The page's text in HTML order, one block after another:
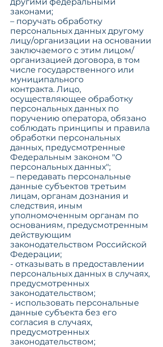
законами;
– поручать обработку
персональных данных другому
лицу/организации на основании
заключаемого с этим лицом/
организацией договора, в том
числе государственного или
муниципального
контракта. Лицо,
осуществляющее обработку
персональных данных по
поручению оператора, обязано
соблюдать принципы и правила
обработки персональных
данных, предусмотренные
Федеральным законом "О
персональных данных";
– передавать персональные
данные субъектов третьим
лицам, органам дознания и
следствия, иным
уполномоченным органам по
основаниям, предусмотренным
действующим
законодательством Российской
Федерации;
- отказывать в предоставлении
персональных данных в случаях,
предусмотренных
законодательством;
- использовать персональные
данные субъекта без его
согласия в случаях,
предусмотренных
законодательством;